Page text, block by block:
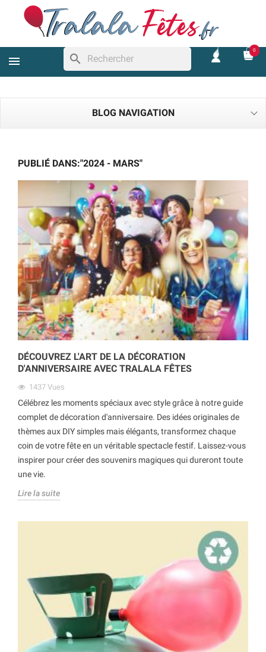
search
0
BLOG NAVIGATION
PUBLIÉ DANS:"2024 - MARS"
DÉCOUVREZ L'ART DE LA DÉCORATION
D'ANNIVERSAIRE AVEC TRALALA FÊTES
1437 Vues
Célébrez les moments spéciaux avec style grâce à notre guide
complet de décoration d'anniversaire. Des idées originales de
thèmes aux DIY simples mais élégants, transformez chaque
coin de votre fête en un véritable spectacle festif. Laissez-vous
inspirer pour créer des souvenirs magiques qui dureront toute
une vie.
Lire la suite